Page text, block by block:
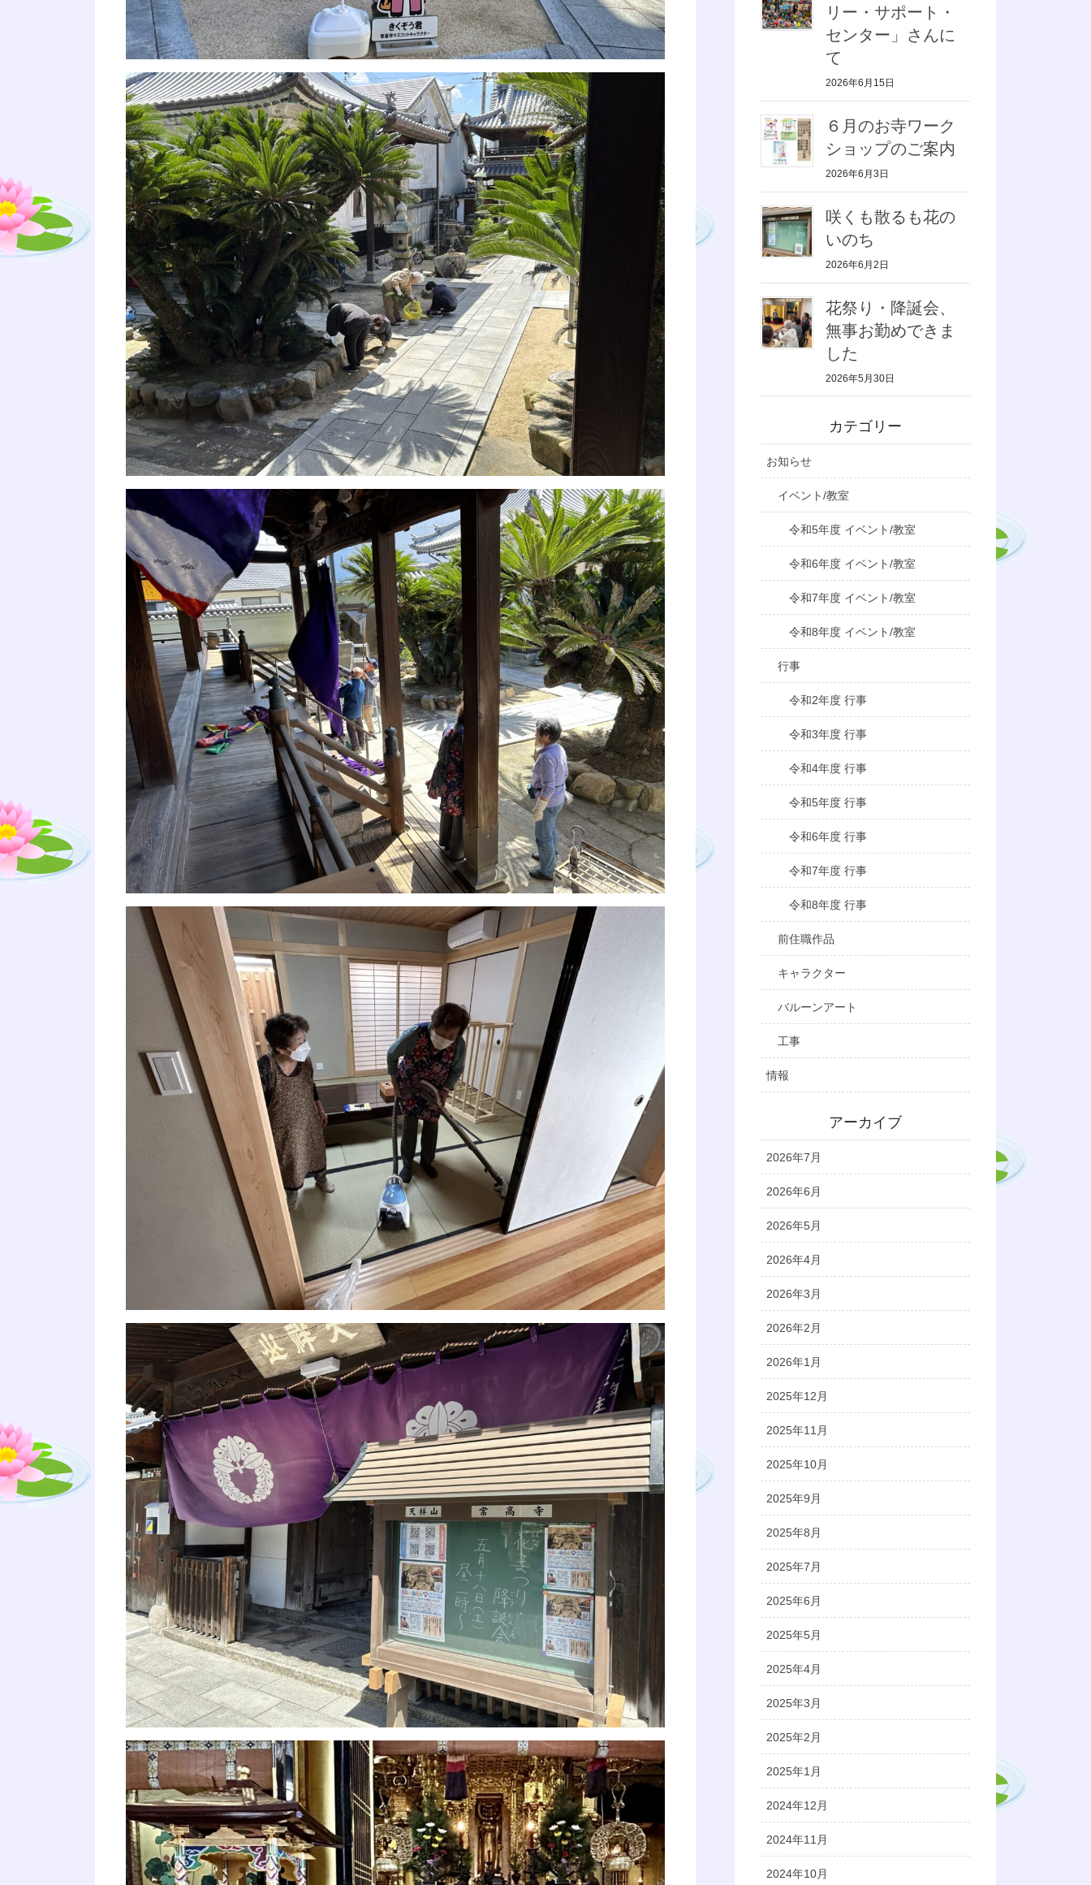
リー・サポート・
センター」さんに
て
2026年6月15日
６月のお寺ワーク
ショップのご案内
2026年6月3日
咲くも散るも花の
いのち
2026年6月2日
花祭り・降誕会、
無事お勤めできま
した
2026年5月30日
カテゴリー
お知らせ
イベント/教室
令和5年度 イベント/教室
令和6年度 イベント/教室
令和7年度 イベント/教室
令和8年度 イベント/教室
行事
令和2年度 行事
令和3年度 行事
令和4年度 行事
令和5年度 行事
令和6年度 行事
令和7年度 行事
令和8年度 行事
前住職作品
キャラクター
バルーンアート
工事
情報
アーカイブ
2026年7月
2026年6月
2026年5月
2026年4月
2026年3月
2026年2月
2026年1月
2025年12月
2025年11月
2025年10月
2025年9月
2025年8月
2025年7月
2025年6月
2025年5月
2025年4月
2025年3月
2025年2月
2025年1月
2024年12月
2024年11月
2024年10月